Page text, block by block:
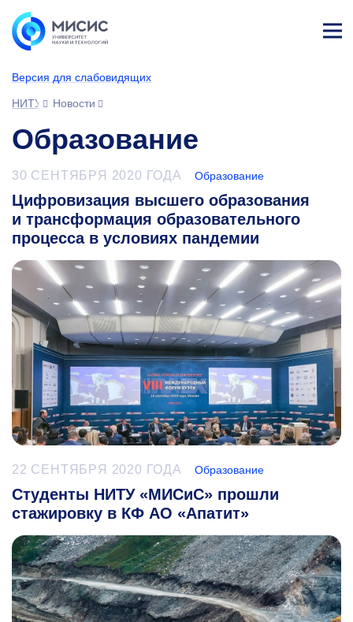
Версия для слабовидящих
НИТУ МИСИС
Новости
Образование
30 СЕНТЯБРЯ 2020 ГОДА Образование
Цифровизация высшего образования
и трансформация образовательного
процесса в условиях пандемии
22 СЕНТЯБРЯ 2020 ГОДА Образование
Студенты НИТУ «МИСиС» прошли
стажировку в КФ АО «Апатит»